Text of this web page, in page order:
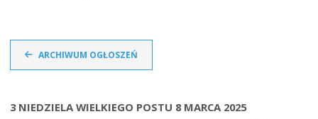
ARCHIWUM OGŁOSZEŃ
3 NIEDZIELA WIELKIEGO POSTU 8 MARCA 2025